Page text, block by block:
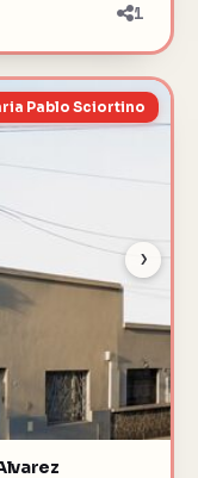
1
›
Pablo Sciortino